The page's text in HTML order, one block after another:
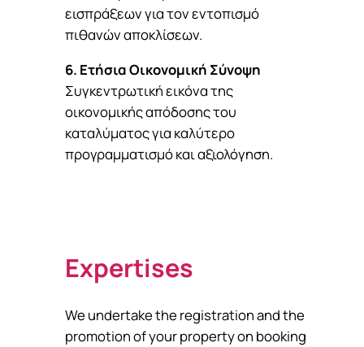
εισπράξεων για τον εντοπισμό
πιθανών αποκλίσεων.
6. Ετήσια Οικονομική Σύνοψη
Συγκεντρωτική εικόνα της
οικονομικής απόδοσης του
καταλύματος για καλύτερο
προγραμματισμό και αξιολόγηση.
Expertises
We undertake the registration and the
promotion of your property on booking